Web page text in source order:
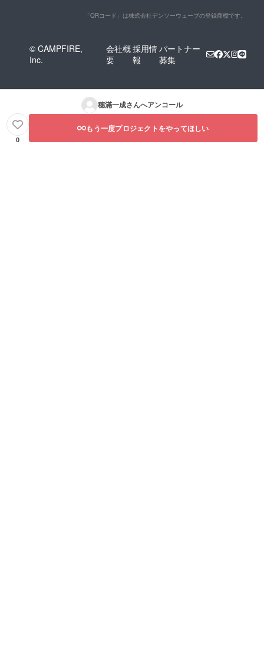
「QRコード」は株式会社デンソーウェーブの登録商標です。
© CAMPFIRE,
Inc.
会社概
要
採用情
報
パートナー
募集
穗滿一成さんへアンコール
0
もう一度プロジェクトをやってほしい